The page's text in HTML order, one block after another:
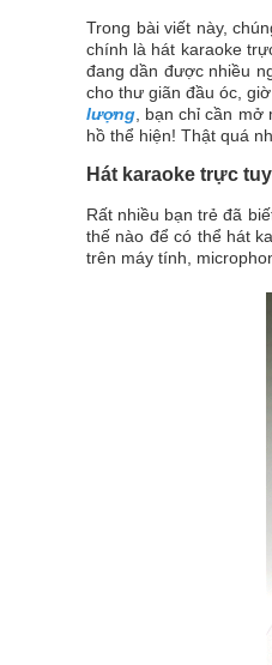
Trong bài viết này,
chính là hát karaoke
đang dần được nhiều
cho thư giãn đầu óc,
lượng , bạn chỉ cần
hồ thể hiện! Thật quá
Hát karaoke trực
Rất nhiều bạn trẻ đã
thế nào để có thể hát
trên máy tính,